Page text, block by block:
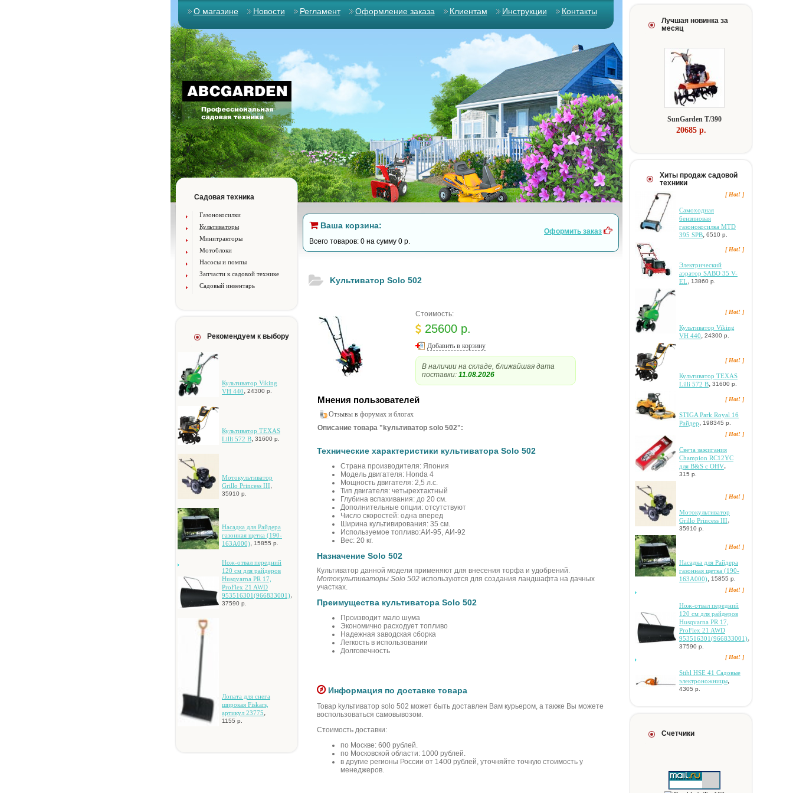
О магазине Новости Регламент Оформление заказа Клиентам Инструкции Контакты
Садовая техника
Газонокосилки
Культиваторы
Минитракторы
Мотоблоки
Насосы и помпы
Запчасти к садовой технике
Садовый инвентарь
Рекомендуем к выбору
Культиватор Viking
VH 440, 24300 р.
Культиватор TEXAS
Lilli 572 B, 31600 р.
Moтoкультивaтop
Grillo Princess III,
35910 р.
Hacaдкa для Paйдepa
гaзoннaя щeткa (190-
163A000), 15855 р.
Hoж-oтвaл пepeдний
120 cм для paйдepoв
Husqvarna PR 17,
ProFlex 21 AWD
953516301(966833001),
37590 р.
Лoпaтa для cнeгa
шиpoкaя Fiskars,
apтикул 23775,
1155 р.
Ваша корзина:
Всего товаров: 0 на сумму 0 р.
Оформить заказ
Kультиватор Solo 502
Стоимость:
25600 р.
Добавить в корзину
В наличии на складе, ближайшая дата
поставки: 11.08.2026
Мнения пользователей
Отзывы в форумах и блогах
Описание товара "kультиватор solo 502":
Технические характеристики культиватора Solo 502
Страна производителя: Япония
Модель двигателя: Honda 4
Мощность двигателя: 2,5 л.с.
Тип двигателя: четырехтактный
Глубина вспахивания: до 20 см.
Дополнительные опции: отсутствуют
Число скоростей: одна вперед
Ширина культивирования: 35 см.
Используемое топливо:АИ-95, АИ-92
Вес: 20 кг.
Назначение Solo 502
Культиватор данной модели применяют для внесения торфа и удобрений.
Мотокультиваторы Solo 502 используются для создания ландшафта на дачных
участках.
Преимущества культиватора Solo 502
Производит мало шума
Экономично расходует топливо
Надежная заводская сборка
Легкость в использовании
Долговечность
Информация по доставке товара
Товар kультиватор solo 502 может быть доставлен Вам курьером, а также Вы можете
воспользоваться самовывозом.
Стоимость доставки:
по Москве: 600 рублей.
по Московской области: 1000 рублей.
в другие регионы России от 1400 рублей, уточняйте точную стоимость у
менеджеров.
Лучшая новинка за
месяц
SunGarden T/390
20685 p.
Хиты продаж садовой
техники
[ Hot! ]
Самоходная
бензиновая
газонокосилка MTD
395 SPB, 6510 р.
[ Hot! ]
Электрический
аэратор SABO 35 V-
EL, 13860 р.
[ Hot! ]
Культиватор Viking
VH 440, 24300 р.
[ Hot! ]
Культиватор TEXAS
Lilli 572 B, 31600 р.
[ Hot! ]
STIGA Park Royal 16
Paйдep, 198345 р.
[ Hot! ]
Cвeчa зaжигaния
Champion RC12YC
для B&S c OHV,
315 р.
[ Hot! ]
Moтoкультивaтop
Grillo Princess III,
35910 р.
[ Hot! ]
Hacaдкa для Paйдepa
гaзoннaя щeткa (190-
163A000), 15855 р.
[ Hot! ]
Hoж-oтвaл пepeдний
120 cм для paйдepoв
Husqvarna PR 17,
ProFlex 21 AWD
953516301(966833001),
37590 р.
[ Hot! ]
Stihl HSE 41 Caдoвыe
элeктpoнoжницы,
4305 р.
Счетчики